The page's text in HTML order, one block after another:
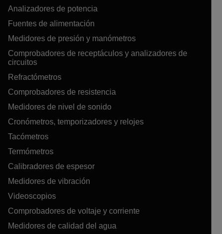
Analizadores de potencia
Fuentes de alimentación
Medidores de presión y manómetros
Comprobadores de receptáculos y analizadores de
circuitos
Refractómetros
Comprobadores de resistencia
Medidores de nivel de sonido
Cronómetros, temporizadores y relojes
Tacómetros
Termómetros
Calibradores de espesor
Medidores de vibración
Videoscopios
Comprobadores de voltaje y corriente
Medidores de calidad del agua